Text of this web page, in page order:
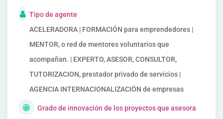
Tipo de agente
ACELERADORA | FORMACIÓN para emprendedores |
MENTOR, o red de mentores voluntarios que
acompañan. | EXPERTO, ASESOR, CONSULTOR,
TUTORIZACION, prestador privado de servicios |
AGENCIA INTERNACIONALIZACIÓN de empresas
Grado de innovación de los proyectos que asesora